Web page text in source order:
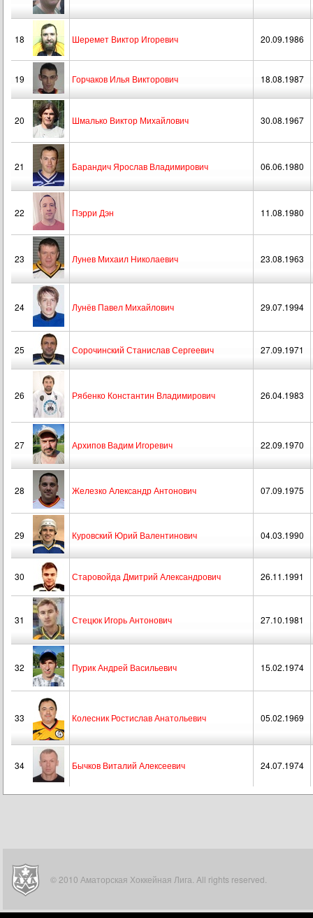
18 Шеремет Виктор Игоревич 20.09.1986
19 Горчаков Илья Викторович 18.08.1987
20 Шмалько Виктор Михайлович 30.08.1967
21 Барандич Ярослав Владимирович 06.06.1980
22 Пэрри Дэн 11.08.1980
23 Лунев Михаил Николаевич 23.08.1963
24 Лунёв Павел Михайлович 29.07.1994
25 Сорочинский Станислав Сергеевич 27.09.1971
26 Рябенко Константин Владимирович 26.04.1983
27 Архипов Вадим Игоревич 22.09.1970
28 Железко Александр Антонович 07.09.1975
29 Куровский Юрий Валентинович 04.03.1990
30 Старовойда Дмитрий Александрович 26.11.1991
31 Стецюк Игорь Антонович 27.10.1981
32 Пурик Андрей Васильевич 15.02.1974
33 Колесник Ростислав Анатольевич 05.02.1969
34 Бычков Виталий Алексеевич 24.07.1974
© 2010 Аматорская Хоккейная Лига. All rights reserved.